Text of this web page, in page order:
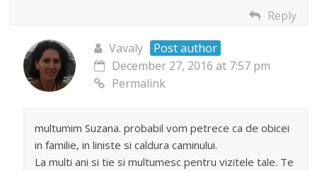
Reply
Vavaly
Post author
December 27, 2016 at 7:57 pm
Permalink
multumim Suzana. probabil vom petrece ca de obicei
in familie, in liniste si caldura caminului.
La multi ani si tie si multumesc pentru vizitele tale. Te